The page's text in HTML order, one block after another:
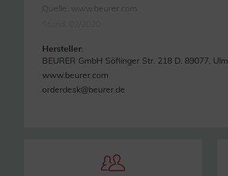
Quelle: www.beurer.com
Hersteller:
BEURER GmbH Söflinger Str. 218 D. 89077, Ulm
www.beurer.com
orderdesk@beurer.de